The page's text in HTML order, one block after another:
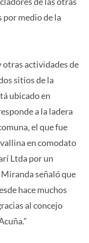
por medio de la
otras actividades de
sitios de la
ubicado en
a la ladera
el que fue
en comodato
Ltda por un
señaló que
hace muchos
al concejo